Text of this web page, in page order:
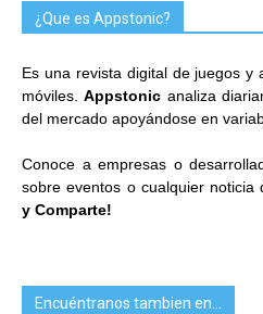
¿Que es Appstonic?
Es una revista digital de juegos y
móviles.Appstonic analiza
del mercado apoyándose en
Conoce a empresas o
sobre eventos o cualquier noticia
y Comparte!
Encuéntranos tambien en…